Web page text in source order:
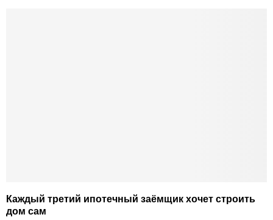
Каждый третий ипотечный заёмщик хочет строить
дом сам